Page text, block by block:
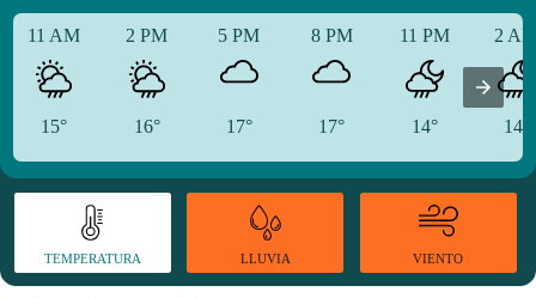
11 AM
15°
2 PM
16°
5 PM
17°
8 PM
17°
11 PM
14°
2
14°
TEMPERATURA LLUVIA VIENTO